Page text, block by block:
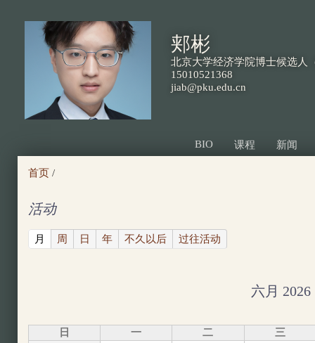
要
郏彬
北京大学经济学院博士候选人
15010521368
jiab@pku.edu.cn
BIO 课程 新闻
首页 /
活动
月 (active tab)
周 日 年 不久以后 过往活动
六月 2026
日 一 二
三